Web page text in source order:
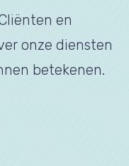
en
onze diensten
betekenen.